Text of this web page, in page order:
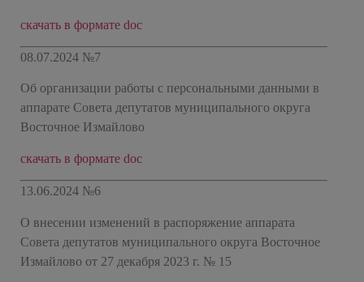
скачать в формате doc
08.07.2024 №7
Об организации работы с персональными данными в
аппарате Совета депутатов муниципального округа
Восточное Измайлово
скачать в формате doc
13.06.2024 №6
О внесении изменений в распоряжение аппарата
Совета депутатов муниципального округа Восточное
Измайлово от 27 декабря 2023 г. № 15